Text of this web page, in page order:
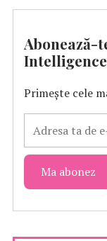
Abonează-
Intelligence
Primește cele